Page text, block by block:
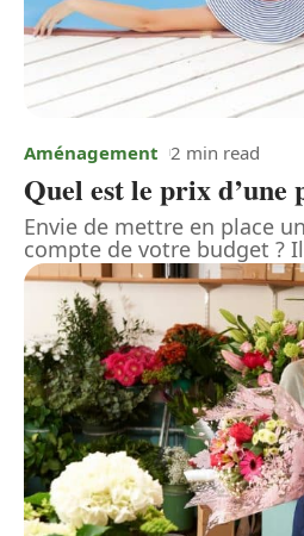
Aménagement 2 min read
Quel est le prix d’une
Envie de mettre en place
compte de votre budget ?